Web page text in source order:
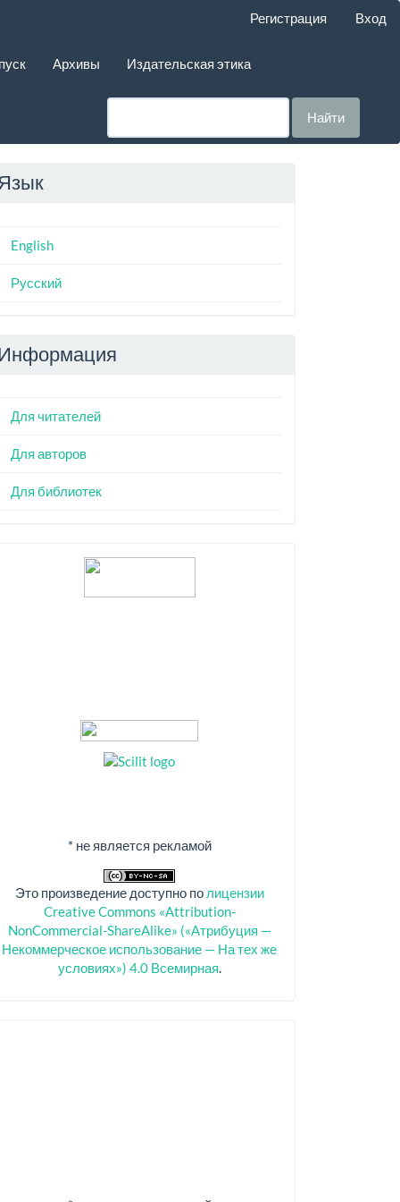
Регистрация Вход
Архивы Издательская этика
Найти
English
Русский
Для читателей
Для авторов
Для библиотек
Индексация
* не является рекламой
Это произведение доступно по лицензии
Creative Commons «Attribution-
NonCommercial-ShareAlike» («Атрибуция —
Некоммерческое использование — На тех же
условиях») 4.0 Всемирная.